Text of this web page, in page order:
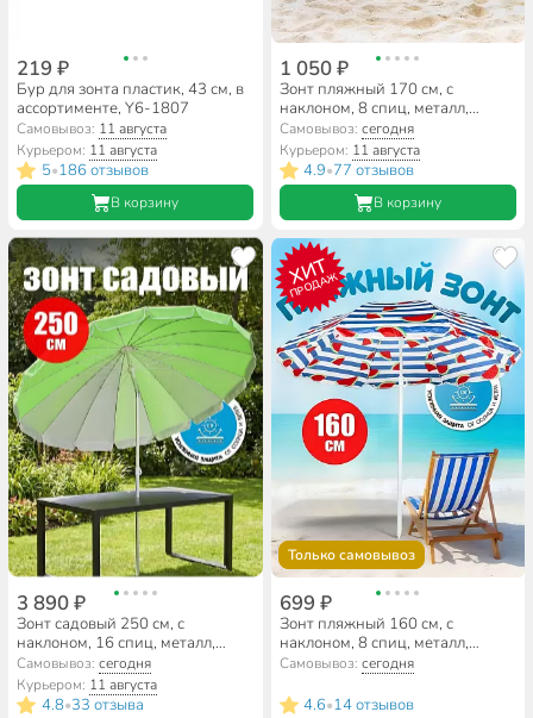
219 ₽
Бур для зонта пластик, 43 см, в
ассортименте, Y6-1807
Самовывоз: 11 августа
Курьером: 11 августа
5•186 отзывов
В корзину
1 050 ₽
Зонт пляжный 170 см, с
наклоном, 8 спиц, металл,
Премиум, Y9-018
Самовывоз: сегодня
Курьером: 11 августа
4.9•77 отзывов
В корзину
3 890 ₽
Зонт садовый 250 см, с
наклоном, 16 спиц, металл,
LG5803
Самовывоз:сегодня
Курьером: 11 августа
4.8•33 отзыва
ХИТ
ПРОДАЖ
Только самовывоз
699 ₽
Зонт пляжный 160 см, с
наклоном, 8 спиц, металл,
LG02/3
Самовывоз: сегодня
4.6•14 отзывов